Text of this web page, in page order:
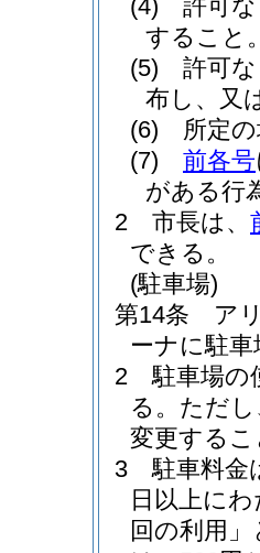
(4)
許可
すること
(5)
許可
布し、又
(6)
所定
(7)
前各号
がある行
2
市長は、
できる。
(駐車場)
第14条
ア
ーナに駐
2
駐車場の
る。 ただ
変更する
3
駐車料金
日以上に
回の利用